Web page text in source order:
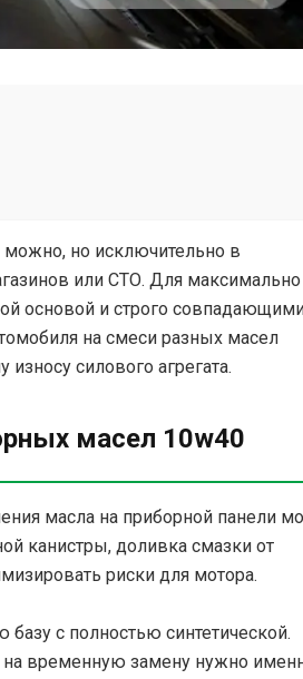
но исключительно в
или СТО. Для максимально
основой и строго
на смеси разных масел
силового агрегата.
масел 10w40
масла на приборной панели
канистры, доливка смазки от
риски для мотора.
с полностью синтетической.
на временную замену нужно